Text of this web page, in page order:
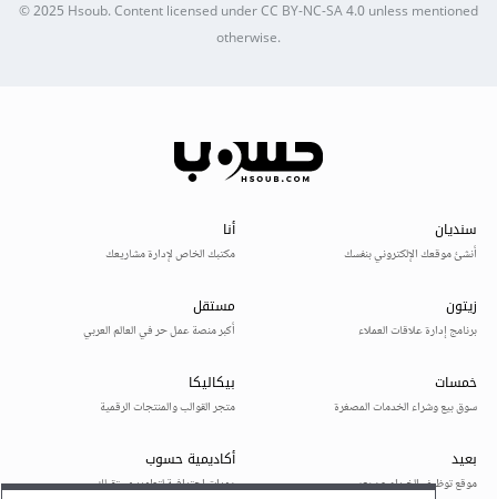
© 2025Hsoub.Content licensed underCC BY-NC-SA 4.0unless mentioned
otherwise.